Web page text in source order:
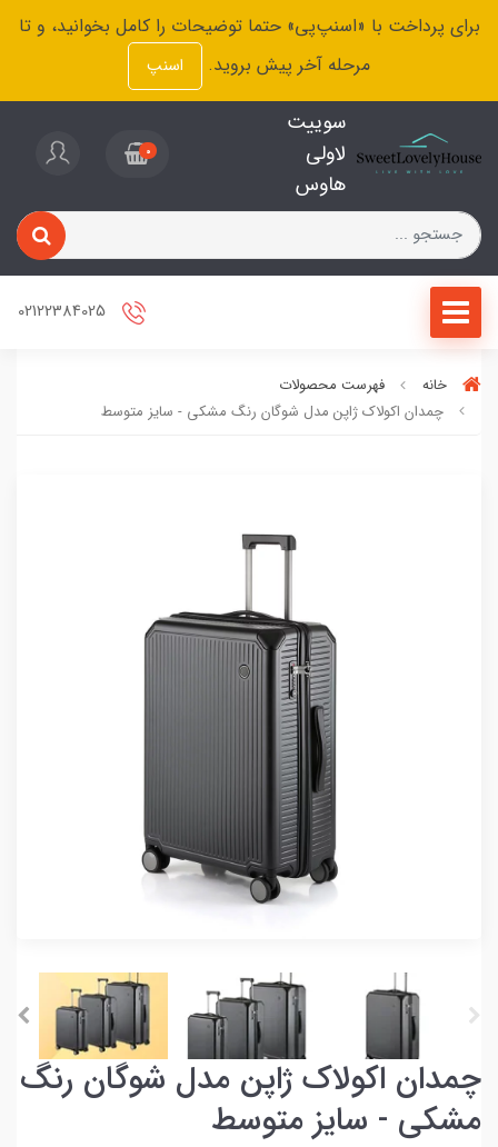
برای پرداخت با «اسنپ‌پی» حتما توضیحات را کامل بخوانید، و تا
مرحله آخر پیش بروید.
اسنپ
سوییت
لاولی
هاوس
0
خانه
فهرست محصولات
چمدان اکولاک ژاپن مدل شوگان رنگ مشکی - سایز متوسط
چمدان اکولاک ژاپن مدل شوگان رنگ
مشکی - سایز متوسط